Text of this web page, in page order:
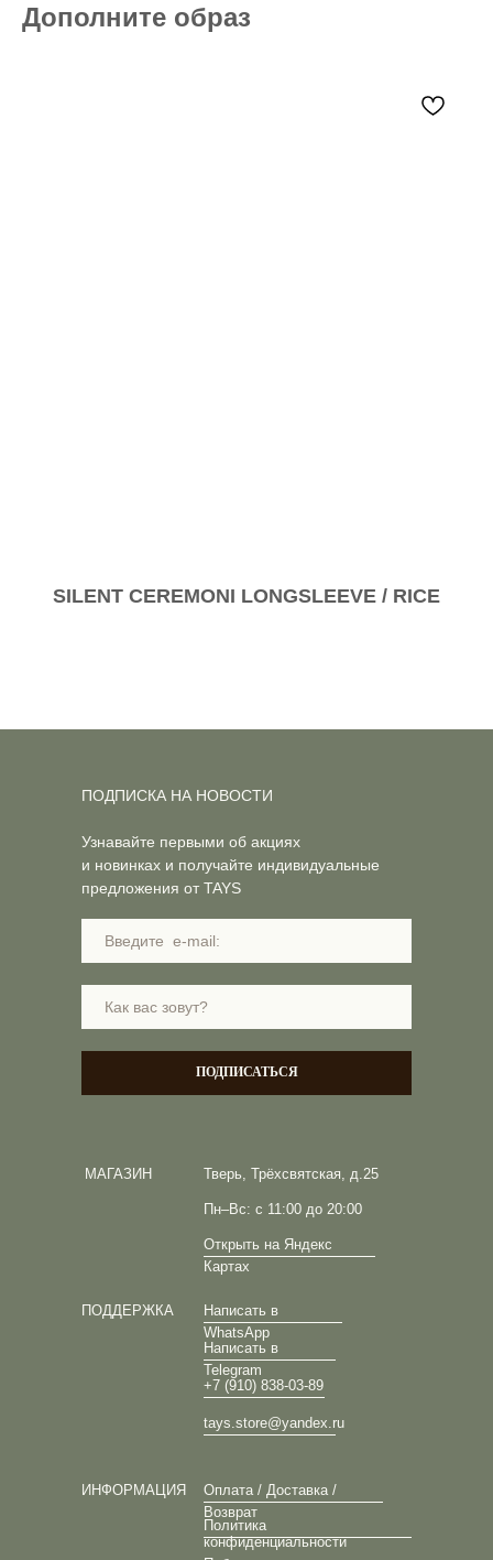
Дополните образ
SILENT CEREMONI LONGSLEEVE / RICE
Тверь, Трёхсвятская, д.25
Пн–Вс: с 11:00 до 20:00
Открыть на Яндекс
Картах
МАГАЗИН
ПОДДЕРЖКА
Написать в
WhatsApp
Написать в
Telegram
+7 (910) 838-03-89
tays.store@yandex.ru
ИНФОРМАЦИЯ
Оплата / Доставка /
Возврат
Политика
конфиденциальности
Узнавайте первыми об акциях
и новинках и получайте индивидуальные
предложения от TAYS
ПОДПИСАТЬСЯ
ПОДПИСКА НА НОВОСТИ